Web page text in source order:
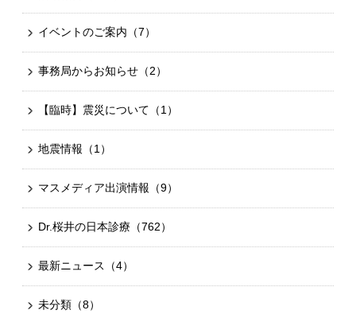
イベントのご案内 （7）
事務局からお知らせ （2）
【臨時】震災について （1）
地震情報 （1）
マスメディア出演情報 （9）
Dr.桜井の日本診療 （762）
最新ニュース （4）
未分類 （8）